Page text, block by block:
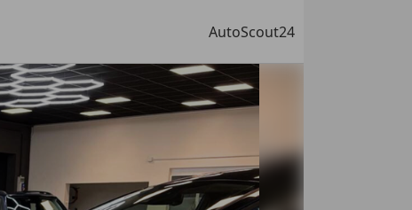
AutoScout24